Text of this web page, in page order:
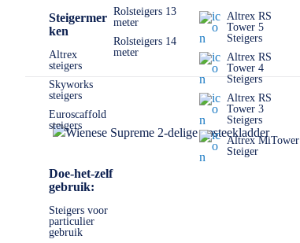
Steigermer
ken
Altrex
steigers
Skyworks
steigers
Euroscaffold
steigers
Doe-het-zelf
gebruik:
Steigers voor
particulier
gebruik
Rolsteigers 13
meter
Rolsteigers 14
meter
Altrex RS
Tower 5
Steigers
Altrex RS
Tower 4
Steigers
Altrex RS
Tower 3
Steigers
Altrex MiTower
Steiger